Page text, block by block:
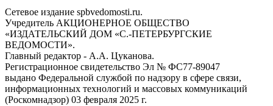
Сетевое издание spbvedomosti.ru.
Учредитель АКЦИОНЕРНОЕ ОБЩЕСТВО
«ИЗДАТЕЛЬСКИЙ ДОМ «С.-ПЕТЕРБУРГСКИЕ
ВЕДОМОСТИ».
Главный редактор - А.А. Цуканова.
Регистрационное свидетельство Эл № ФС77-89047
выдано Федеральной службой по надзору в сфере связи,
информационных технологий и массовых коммуникаций
(Роскомнадзор) 03 февраля 2025 г.